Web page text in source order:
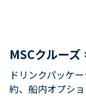
MSCクルーズ
ドリンクパッケ
約、船内オプシ